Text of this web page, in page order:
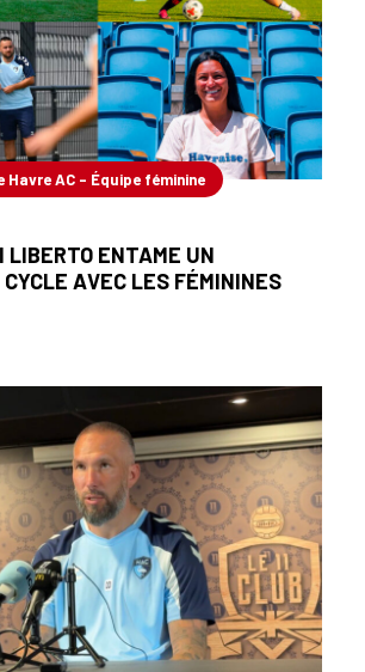
Havre AC - Équipe féminine
LIBERTO ENTAME UN
AVEC LES FÉMININES